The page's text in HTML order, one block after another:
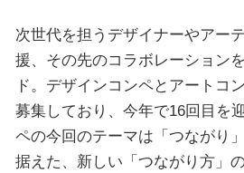
次世代を担うデザイナーやアー
援、その先のコラボレーション
ド。デザインコンペとアートコ
募集しており、今年で16回目を
ペの今回のテーマは「つながり
据えた、新しい「つながり方」